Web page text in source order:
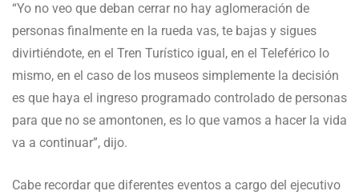
“Yo no veo que deban cerrar no hay aglomeración de
personas finalmente en la rueda vas, te bajas y sigues
divirtiéndote, en el Tren Turístico igual, en el Teleférico lo
mismo, en el caso de los museos simplemente la decisión
es que haya el ingreso programado controlado de personas
para que no se amontonen, es lo que vamos a hacer la vida
va a continuar”, dijo.
Cabe recordar que diferentes eventos a cargo del ejecutivo